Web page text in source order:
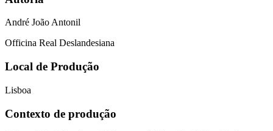
André João Antonil
Officina Real Deslandesiana
Local de Produção
Lisboa
Contexto de produção